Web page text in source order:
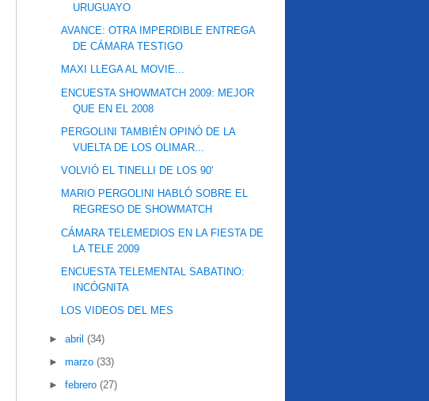
URUGUAYO
AVANCE: OTRA IMPERDIBLE ENTREGA
DE CÁMARA TESTIGO
MAXI LLEGA AL MOVIE...
ENCUESTA SHOWMATCH 2009: MEJOR
QUE EN EL 2008
PERGOLINI TAMBIÉN OPINÓ DE LA
VUELTA DE LOS OLIMAR...
VOLVIÓ EL TINELLI DE LOS 90'
MARIO PERGOLINI HABLÓ SOBRE EL
REGRESO DE SHOWMATCH
CÁMARA TELEMEDIOS EN LA FIESTA DE
LA TELE 2009
ENCUESTA TELEMENTAL SABATINO:
INCÓGNITA
LOS VIDEOS DEL MES
► abril (34)
► marzo (33)
► febrero (27)